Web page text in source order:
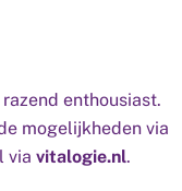
enthousiast.
mogelijkheden via
via vitalogie.nl.